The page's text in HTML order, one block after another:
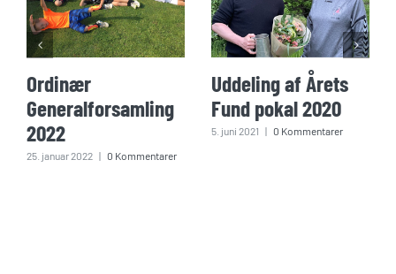
Ordinær
Generalforsamling
2022
25. januar 2022 | 0 Kommentarer
Uddeling af Årets
Fund pokal 2020
5. juni 2021 | 0 Kommentarer